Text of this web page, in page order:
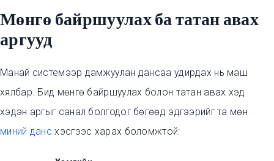
Мөнгө байршуулах ба татан авах
аргууд
Манай системээр дамжуулан дансаа удирдах нь маш
хялбар. Бид мөнгө байршуулах болон татан авах хэд
хэдэн аргыг санал болгодог бөгөөд эдгээрийг та мөн
миний данс хэсгээс харах боломжтой: